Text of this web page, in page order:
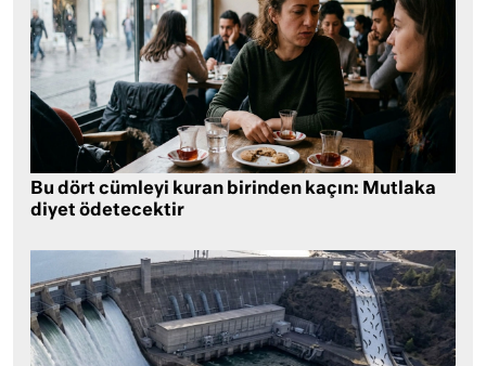
Bu dört cümleyi kuran birinden kaçın: Mutlaka
diyet ödetecektir